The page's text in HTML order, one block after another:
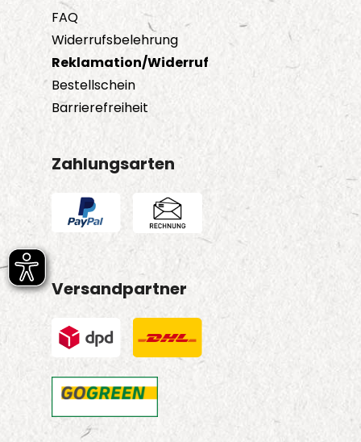
FAQ
Widerrufsbelehrung
Reklamation/Widerruf
Bestellschein
Barrierefreiheit
Zahlungsarten
Versandpartner